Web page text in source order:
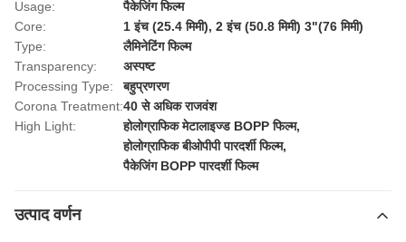
Usage:
पैकेजिंग फिल्म
Core:
1 इंच (25.4 मिमी), 2 इंच (50.8 मिमी) 3"(76 मिमी)
Type:
लैमिनेटिंग फिल्म
Transparency:
अस्पष्ट
Processing Type:
बहुप्रणरण
Corona Treatment:40 से अधिक राजवंश
High Light:
होलोग्राफिक मेटालाइज्ड BOPP फिल्म,
होलोग्राफिक बीओपीपी पारदर्शी फिल्म,
पैकेजिंग BOPP पारदर्शी फिल्म
उत्पाद वर्णन